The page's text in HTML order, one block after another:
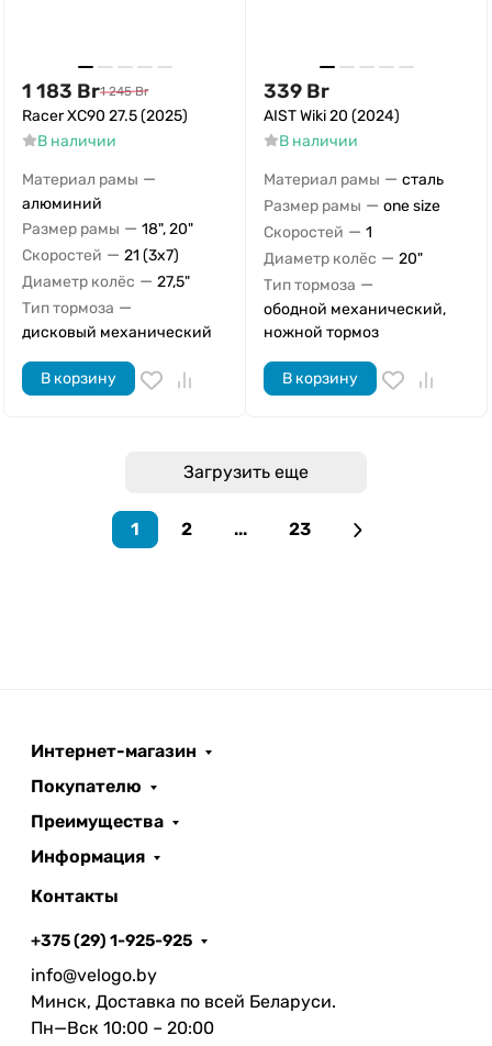
1 183 Br1 245 Br
Racer XC90 27.5 (2025)
В наличии
Материал рамы —
алюминий
Размер рамы — 18", 20"
Скоростей — 21 (3x7)
Диаметр колёс — 27,5"
Тип тормоза —
дисковый механический
В корзину
339 Br
AIST Wiki 20 (2024)
В наличии
Материал рамы — сталь
Размер рамы — one size
Скоростей — 1
Диаметр колёс — 20"
Тип тормоза —
ободной механический,
ножной тормоз
В корзину
Загрузить еще
1 2 ... 23
Интернет-магазин
Покупателю
Преимущества
Информация
Контакты
+375 (29) 1-925-925
info@velogo.by
Минск, Доставка по всей Беларуси.
Пн—Вск 10:00 – 20:00